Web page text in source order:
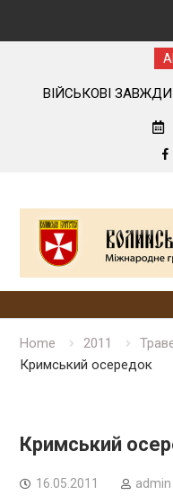
ВІЙСЬКОВІ
content
Home 2011
Кримський осередок
Кримський
16.05.2011 admin